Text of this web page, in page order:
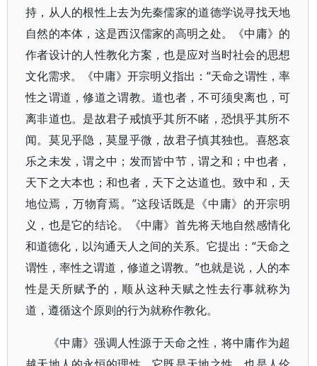
持，从人的根性上去为先秦儒家的道德学说寻找天地
自然的本体，这是西汉儒家的高明之处。《中庸》的
作者设计的人性教化方案，也是应对当时社会的思想
文化需求。《中庸》开宗明义指出：“天命之谓性，率
性之谓道，修道之谓教。道也者，不可须臾离也，可
离非道也。是故君子戒慎乎其所不睹，恐惧乎其所不
闻。莫见乎隐，莫显乎微，故君子慎其独也。喜怒哀
乐之未发，谓之中；发而皆中节，谓之和；中也者，
天下之大本也；和也者，天下之达道也。致中和，天
地位焉，万物育焉。”这段话既是《中庸》的开宗明
义，也是它的结论。《中庸》首先将天地自然感情化
和道德化，以沟通天人之间的关系。它提出：“天命之
谓性，率性之谓道，修道之谓教。”也就是说，人的本
性是天所赋予的，顺从这种天赋之性去行事就称为
道，遵循这个原则的行为就称作教化。
《中庸》强调人性源于天命之性，将中庸作为超